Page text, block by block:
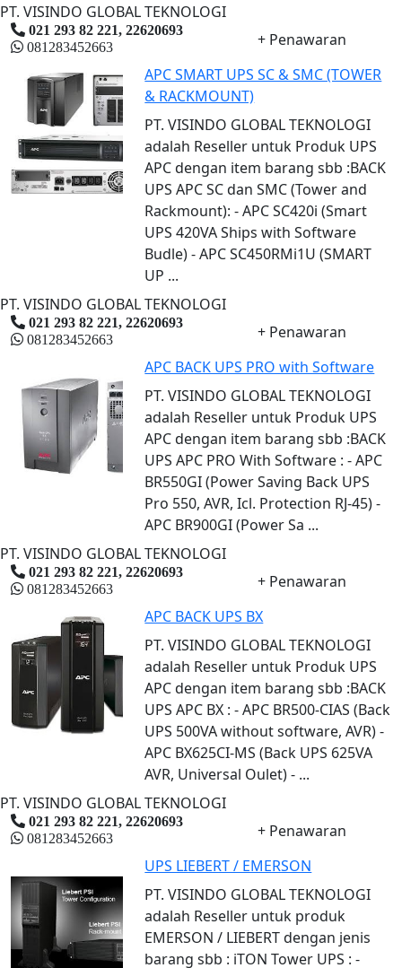
PT. VISINDO GLOBAL TEKNOLOGI
021 293 82 221, 22620693
081283452663
+ Penawaran
APC SMART UPS SC & SMC (TOWER
& RACKMOUNT)
PT. VISINDO GLOBAL TEKNOLOGI
adalah Reseller untuk Produk UPS
APC dengan item barang sbb :BACK
UPS APC SC dan SMC (Tower and
Rackmount): - APC SC420i (Smart
UPS 420VA Ships with Software
Budle) - APC SC450RMi1U (SMART
UP ...
PT. VISINDO GLOBAL TEKNOLOGI
021 293 82 221, 22620693
081283452663
+ Penawaran
APC BACK UPS PRO with Software
PT. VISINDO GLOBAL TEKNOLOGI
adalah Reseller untuk Produk UPS
APC dengan item barang sbb :BACK
UPS APC PRO With Software : - APC
BR550GI (Power Saving Back UPS
Pro 550, AVR, Icl. Protection RJ-45) -
APC BR900GI (Power Sa ...
PT. VISINDO GLOBAL TEKNOLOGI
021 293 82 221, 22620693
081283452663
+ Penawaran
APC BACK UPS BX
PT. VISINDO GLOBAL TEKNOLOGI
adalah Reseller untuk Produk UPS
APC dengan item barang sbb :BACK
UPS APC BX : - APC BR500-CIAS (Back
UPS 500VA without software, AVR) -
APC BX625CI-MS (Back UPS 625VA
AVR, Universal Oulet) - ...
PT. VISINDO GLOBAL TEKNOLOGI
021 293 82 221, 22620693
081283452663
+ Penawaran
UPS LIEBERT / EMERSON
PT. VISINDO GLOBAL TEKNOLOGI
adalah Reseller untuk produk
EMERSON / LIEBERT dengan jenis
barang sbb : iTON Tower UPS : -